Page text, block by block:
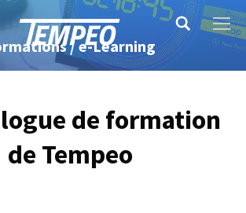
Search:
/ e-Learning
de formation
de Tempeo